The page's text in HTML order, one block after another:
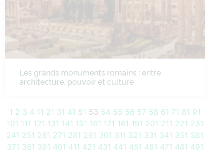
Les grands monuments romains : entre
architecture, pouvoir et culture
1 2 3 4 11 21 31 41 51 53 54 55 56 57 58 61 71 81 91
101 111 121 131 141 151 161 171 181 191 201 211 221 231
241 251 261 271 281 291 301 311 321 331 341 351 361
371 381 391 401 411 421 431 441 451 461 471 481 491